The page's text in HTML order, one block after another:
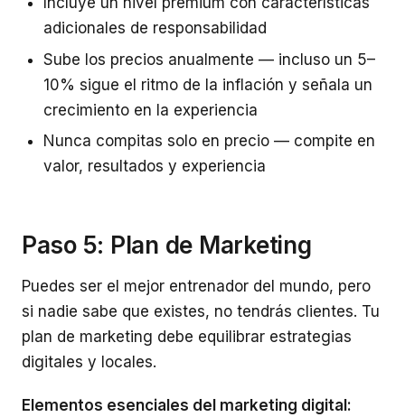
adicionales de responsabilidad
Sube los precios anualmente — incluso un 5–
10% sigue el ritmo de la inflación y señala un
crecimiento en la experiencia
Nunca compitas solo en precio — compite en
valor, resultados y experiencia
Paso 5: Plan de Marketing
Puedes ser el mejor entrenador del mundo, pero
si nadie sabe que existes, no tendrás clientes. Tu
plan de marketing debe equilibrar estrategias
digitales y locales.
Elementos esenciales del marketing digital: